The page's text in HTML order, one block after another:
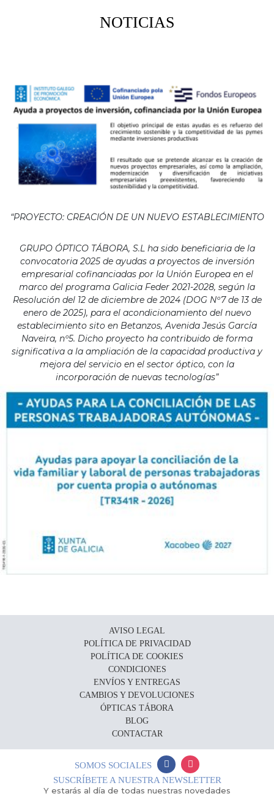
NOTICIAS
“PROYECTO: CREACIÓN DE UN NUEVO ESTABLECIMIENTO
GRUPO ÓPTICO TÁBORA, S.L ha sido beneficiaria de la
convocatoria 2025 de ayudas a proyectos de inversión
empresarial cofinanciadas por la Unión Europea en el
marco del programa Galicia Feder 2021-2028, según la
Resolución del 12 de diciembre de 2024 (DOG Nº7 de 13 de
enero de 2025), para el acondicionamiento del nuevo
establecimiento sito en Betanzos, Avenida Jesús García
Naveira, nº5. Dicho proyecto ha contribuido de forma
significativa a la ampliación de la capacidad productiva y
mejora del servicio en el sector óptico, con la
incorporación de nuevas tecnologías”
AVISO LEGAL
POLÍTICA DE PRIVACIDAD
POLÍTICA DE COOKIES
CONDICIONES
ENVÍOS Y ENTREGAS
CAMBIOS Y DEVOLUCIONES
ÓPTICAS TÁBORA
BLOG
CONTACTAR
SOMOS SOCIALES
SUSCRÍBETE A NUESTRA NEWSLETTER
Y estarás al día de todas nuestras novedades